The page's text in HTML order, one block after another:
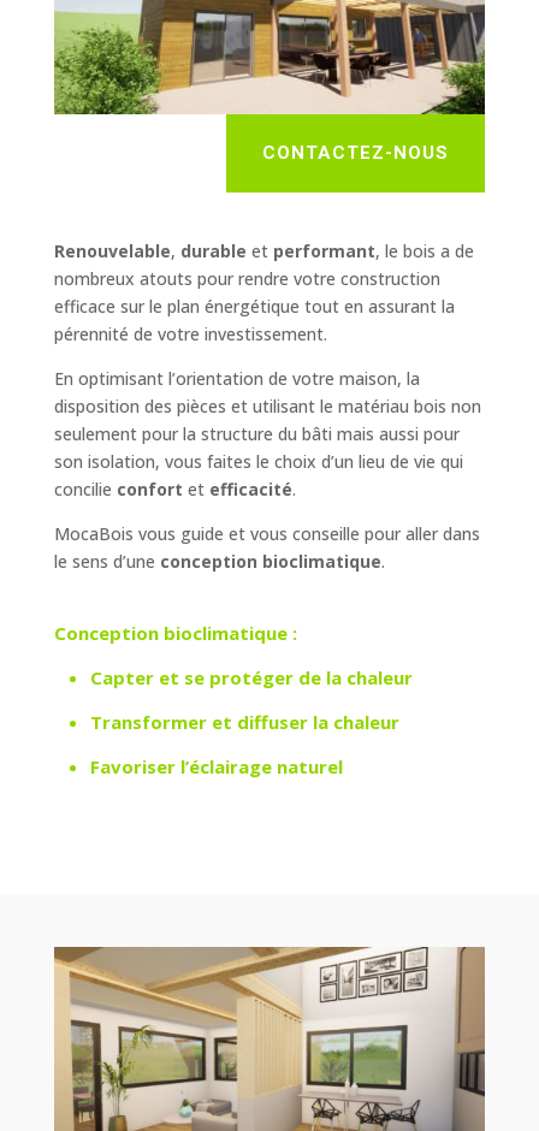
CONTACTEZ-NOUS
Renouvelable, durable et performant, le bois a de
nombreux atouts pour rendre votre construction
efficace sur le plan énergétique tout en assurant la
pérennité de votre investissement.
En optimisant l’orientation de votre maison, la
disposition des pièces et utilisant le matériau bois non
seulement pour la structure du bâti mais aussi pour
son isolation, vous faites le choix d’un lieu de vie qui
concilie confort et efficacité.
MocaBois vous guide et vous conseille pour aller dans
le sens d’une conception bioclimatique.
Conception bioclimatique :
Capter et se protéger de la chaleur
Transformer et diffuser la chaleur
Favoriser l’éclairage naturel